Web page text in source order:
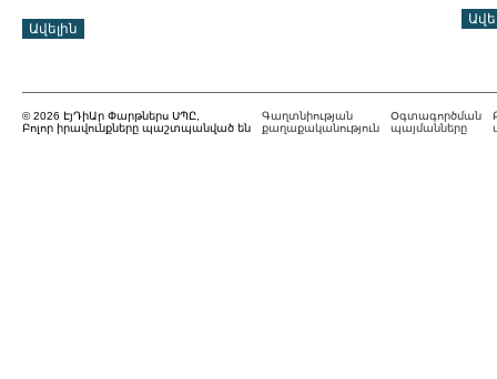
Ավելին
© 2026 ԷյԴիԱր Փարթներս ՍՊԸ,
Բոլոր իրավունքները պաշտպանված են
Գաղտնիության
քաղաքականություն
Օգտագործման
պայմանները